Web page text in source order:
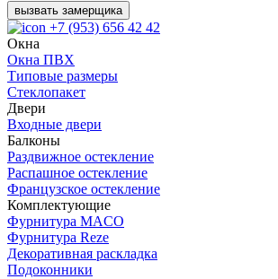
вызвать замерщика
+7 (953) 656 42 42
Окна
Окна ПВХ
Типовые размеры
Стеклопакет
Двери
Входные двери
Балконы
Раздвижное остекление
Распашное остекление
Французское остекление
Комплектующие
Фурнитура MACO
Фурнитура Reze
Декоративная раскладка
Подоконники